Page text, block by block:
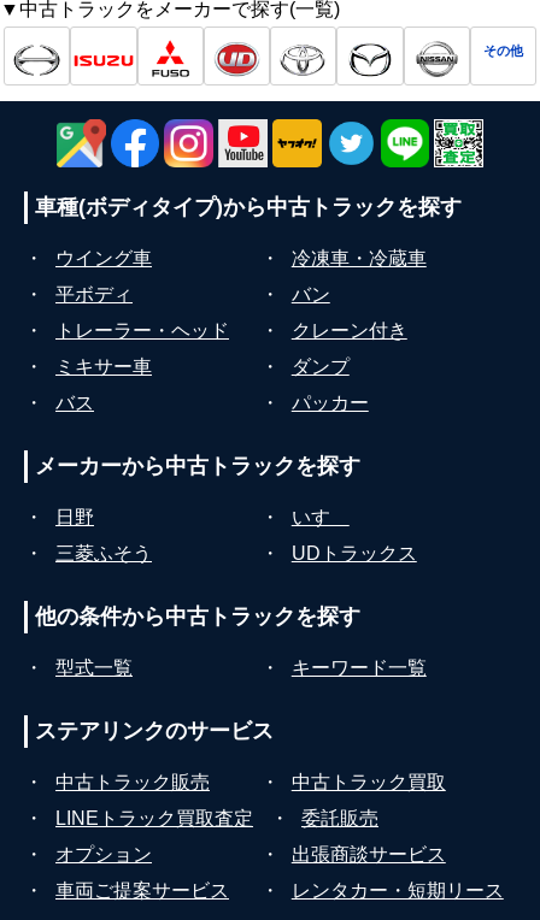
▼中古トラックをメーカーで探す(一覧)
その他
車種(ボディタイプ)から中古トラックを探す
・ ウイング車 ・
冷凍車・冷蔵車
・
平ボディ ・
バン
・
トレーラー・ヘッド ・
クレーン付き
・
ミキサー車 ・
ダンプ
・
バス ・ パッカー
メーカーから中古トラックを探す
・ 日野 ・
いすゞ
・
三菱ふそう ・ UDトラックス
他の条件から中古トラックを探す
・ 型式一覧 ・ キーワード一覧
ステアリンクのサービス
・ 中古トラック販売 ・
中古トラック買取
・
LINEトラック買取査定 ・
委託販売
・
オプション ・
出張商談サービス
・
車両ご提案サービス ・ レンタカー・短期リース